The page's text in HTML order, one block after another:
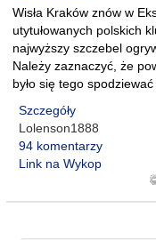
Wisła Kraków znów w
utytułowanych polskich
najwyższy szczebel
Należy zaznaczyć, że
było się tego spodziewać
Szczegóły
Lolenson1888
94 komentarzy
Link na Wykop